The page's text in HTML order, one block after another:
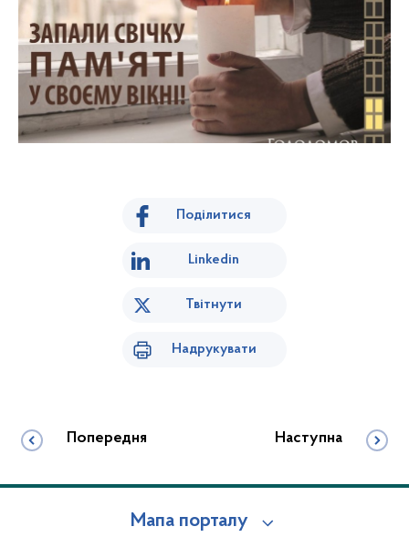
Поділитися
Linkedin
Твітнути
Надрукувати
Попередня Наступна
Мапа порталу